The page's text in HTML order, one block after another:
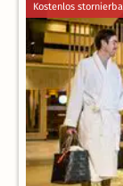
Kostenlos